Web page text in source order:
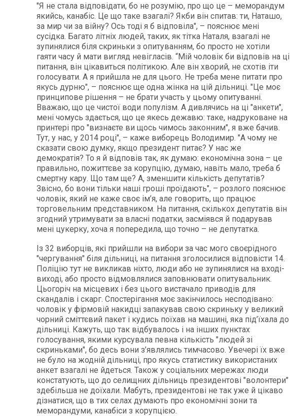
"Я не стала відповідати, бо не розумію, про що це – меморандум
якийсь, канабіс. Це що таке взагалі? Якби він спитав: ти, Наташо,
за мир чи за війну? Ось тоді я б відповіла", – пояснює мені
сусідка. Багато літніх людей, таких, як тітка Наталя, взагалі не
зупинялися біля скриньки з опитуванням, бо просто не хотіли
гаяти часу й мати вигляд невігласів. “Мій чоловік би відповів на ці
питання, він цікавиться політикою. Але він хворий, не схотів іти
голосувати. А я прийшла не для цього. Не треба мене питати про
якусь дурню", – пояснює ще одна жінка на цій дільниці. "Це моє
принципове рішення – не брати участь у цьому опитуванні.
Вважаю, що це чистої води популізм. А дивлячись на ці "анкети",
мені чомусь здається, що це якесь дежавю: таке, надруковане на
принтері про "визнаєте ви щось чимось законним", я вже бачив.
Тут, у нас, у 2014 році", – каже виборець Володимир. "А чому не
сказати свою думку, якщо президент питає? У нас же
демократія? То я й відповів так, як думаю: економічна зона – це
правильно, пожиттєве за корупцію, думаю, навіть мало, треба б
смертну кару. Що там ще? А, зменшити кількість депутатів?
Звісно, бо вони тільки наші гроші проїдають", – розлого пояснює
чоловік, який не каже своє ім’я, але говорить, що працює
торговельним представником. На питання, скількох депутатів він
згодний утримувати за власні податки, засміявся й подарував
мені цукерку, хоча я попередила, що точно – не депутатка.
Із 32 виборців, які прийшли на вибори за час мого своєрідного
"чергування" біля дільниці, на питання зголосилися відповісти 14.
Поліцію тут не викликав ніхто, люди або не зупинялися на вході-
виході, або просто відмовлялися заповнювати опитувальник.
Цьогоріч на місцевих і без цього вистачало приводів для
скандалів і скарг. Спостерігання моє закінчилось несподівано:
чоловік у фірмовій накидці запакував свою скриньку у великий
чорний сміттєвий пакет і кудись поїхав на машині, яка під’їхала до
дільниці. Кажуть, що так відбувалось і на інших пунктах
голосування, якими курсувала певна кількість "людей зі
скриньками", бо десь вони з’являлись тимчасово. Увечері їх вже
не було на жодній дільниці, про якусь статистику використаних
анкет взагалі не йдеться. Також у соціальних мережах люди
констатують, що до селищних дільниць президентові "волонтери"
здебільша не доїхали. Мабуть, президентові не так уже й цікаво
дізнатися, що в тих селах думають про економічні зони та
меморандуми, канабіси з корупцією.